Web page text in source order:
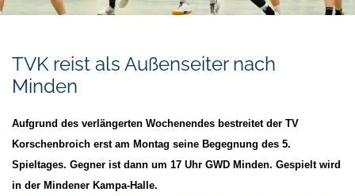
TVK reist als Außenseiter nach
Minden
Aufgrund des verlängerten Wochenendes bestreitet der TV
Korschenbroich erst am Montag seine Begegnung des 5.
Spieltages. Gegner ist dann um 17 Uhr GWD Minden. Gespielt wird
in der Mindener Kampa-Halle.